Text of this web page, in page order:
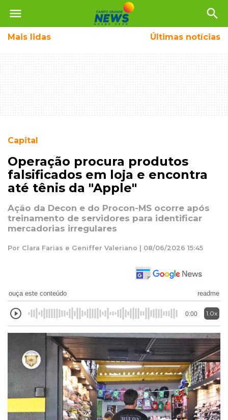
menu search
Mais lidas Últimas notícias
Capital
Operação procura produtos
falsificados em loja e encontra
até tênis da "Apple"
Ação da Decon e do Procon-MS ocorre após
treinamento de servidores para identificar
mercadorias irregulares
Por Clara Farias e Geniffer Valeriano | 08/06/2026 15:45
ouça este conteúdo readme
0:00 1.0x